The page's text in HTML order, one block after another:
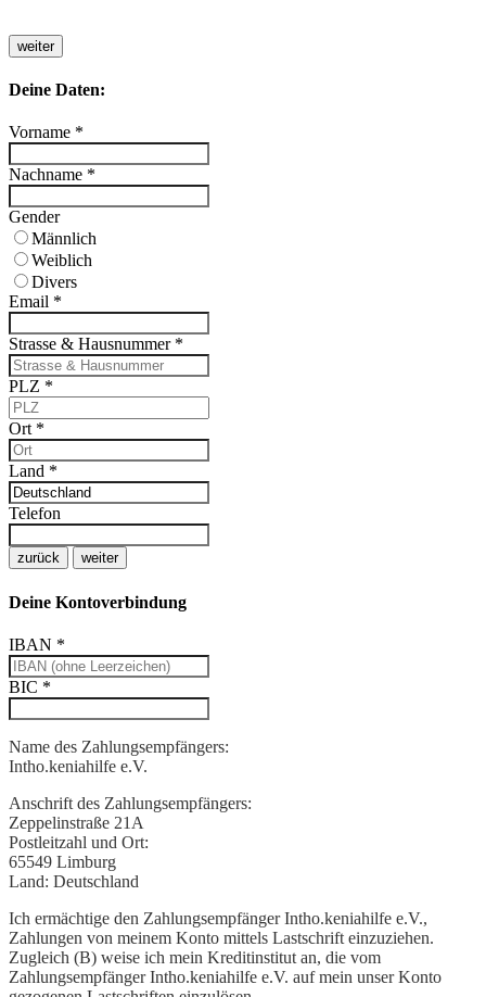
weiter
Deine Daten:
Vorname *
Nachname *
Gender
Männlich
Weiblich
Divers
Email *
Strasse & Hausnummer *
PLZ *
Ort *
Land *
Telefon
zurück weiter
Deine Kontoverbindung
IBAN *
BIC *
Name des Zahlungsempfängers:
Intho.keniahilfe e.V.
Anschrift des Zahlungsempfängers:
Zeppelinstraße 21A
Postleitzahl und Ort:
65549 Limburg
Land: Deutschland
Ich ermächtige den Zahlungsempfänger Intho.keniahilfe e.V.,
Zahlungen von meinem Konto mittels Lastschrift einzuziehen.
Zugleich (B) weise ich mein Kreditinstitut an, die vom
Zahlungsempfänger Intho.keniahilfe e.V. auf mein unser Konto